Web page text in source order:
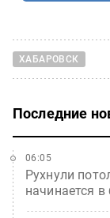
ХАБАРОВСК
Последние
Рухнули
начинается
06:05